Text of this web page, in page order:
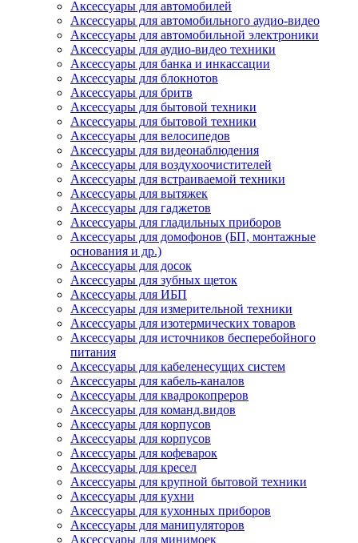
Аксессуары для автомобилей
Аксессуары для автомобильного аудио-видео
Аксессуары для автомобильной электроники
Аксессуары для аудио-видео техники
Аксессуары для банка и инкассации
Аксессуары для блокнотов
Аксессуары для бритв
Аксессуары для бытовой техники
Аксессуары для бытовой техники
Аксессуары для велосипедов
Аксессуары для видеонаблюдения
Аксессуары для воздухоочистителей
Аксессуары для встраиваемой техники
Аксессуары для вытяжек
Аксессуары для гаджетов
Аксессуары для гладильных приборов
Аксессуары для домофонов (БП, монтажные
основания и др.)
Аксессуары для досок
Аксессуары для зубных щеток
Аксессуары для ИБП
Аксессуары для измерительной техники
Аксессуары для изотермических товаров
Аксессуары для источников бесперебойного
питания
Аксессуары для кабеленесущих систем
Аксессуары для кабель-каналов
Аксессуары для квадрокопреров
Аксессуары для команд.видов
Аксессуары для корпусов
Аксессуары для корпусов
Аксессуары для кофеварок
Аксессуары для кресел
Аксессуары для крупной бытовой техники
Аксессуары для кухни
Аксессуары для кухонных приборов
Аксессуары для манипуляторов
Аксессуары для минимоек